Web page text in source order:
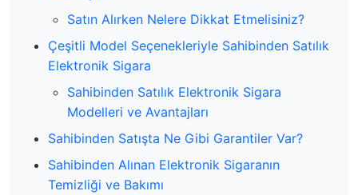
Satın Alırken Nelere Dikkat Etmelisiniz?
Çeşitli Model Seçenekleriyle Sahibinden Satılık
Elektronik Sigara
Sahibinden Satılık Elektronik Sigara
Modelleri ve Avantajları
Sahibinden Satışta Ne Gibi Garantiler Var?
Sahibinden Alınan Elektronik Sigaranın
Temizliği ve Bakımı